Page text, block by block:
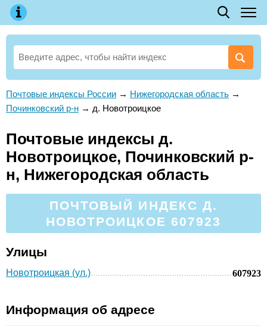
Почтовые индексы России → Нижегородская область →
Починковский р-н → д. Новотроицкое
Почтовые индексы д.
Новотроицкое, Починковский р-
н, Нижегородская область
ПОЧТОВЫЙ ИНДЕКС Д.
НОВОТРОИЦКОЕ 607923
Улицы
Новотроицкая (ул.) 607923
Информация об адресе